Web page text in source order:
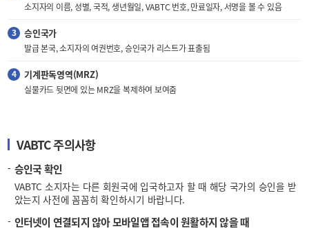
소지자의 이름, 성별, 국적, 생년월일, VABTC 번호, 만료일자, 서명을 볼 수 있음
승인국가
발급 본국, 소지자의 여권번호, 승인국가 리스트가 표출됨
기계판독영역(MRZ)
실물카드 뒷면에 있는 MRZ을 복제하여 보여줌
VABTC 주의사항
승인국 확인
VABTC 소지자는 다른 회원국에 입국하고자 할 때 해당 국가의 승인을 받
았는지 사전에 꼼꼼히 확인하시기 바랍니다.
인터넷이 연결되지 않아 모바일앱 접속이 원활하지 않을 때